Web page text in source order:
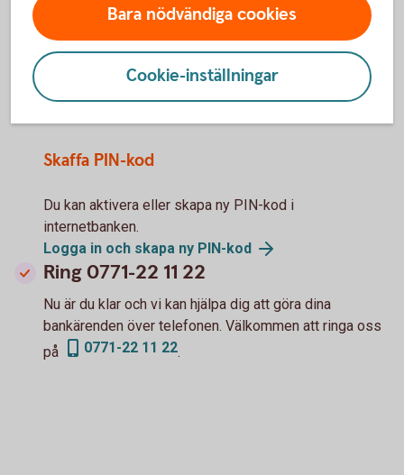
dig med Mobilt BankID eller med en PIN-kod.
Skaffa Mobilt BankID
Skaffa PIN-kod
Du kan aktivera eller skapa ny PIN-kod i
internetbanken.
Logga in och skapa ny PIN-kod
Ring 0771-22 11 22
Nu är du klar och vi kan hjälpa dig att göra dina
bankärenden över telefonen. Välkommen att ringa oss
på
0771-22 11 22.
Bara nödvändiga cookies
Cookie-inställningar